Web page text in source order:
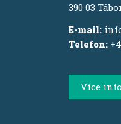
390 03
E-mail:
Telefon:
Více